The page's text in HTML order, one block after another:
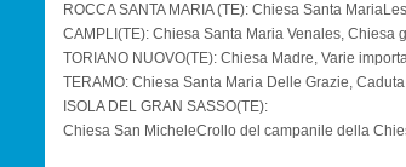
ROCCA SANTA MARIA (TE): Chiesa Santa
CAMPLI(TE): Chiesa Santa Maria Venales,
TORIANO NUOVO(TE): Chiesa Madre, Varie
TERAMO: Chiesa Santa Maria Delle Grazie,
ISOLA DEL GRAN SASSO(TE):
Chiesa San MicheleCrollo del campanile della